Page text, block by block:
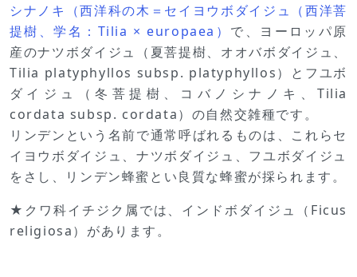
シナノキ（西洋科の木＝セイヨウボダイジュ（西洋菩
提樹、学名：Tilia × europaea） で、ヨーロッパ原
産のナツボダイジュ（夏菩提樹、オオバボダイジュ、
Tilia platyphyllos subsp. platyphyllos）とフユボ
ダイジュ（冬菩提樹、コバノシナノキ、Tilia
cordata subsp. cordata）の自然交雑種です。
リンデンという名前で通常呼ばれるものは、これらセ
イヨウボダイジュ、ナツボダイジュ、フユボダイジュ
をさし、リンデン蜂蜜とい良質な蜂蜜が採られます。
★クワ科イチジク属では、インドボダイジュ（Ficus
religiosa）があります。